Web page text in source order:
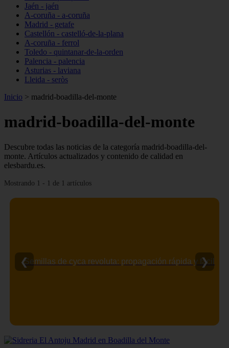
Jaén - jaén
A-coruña - a-coruña
Madrid - getafe
Castellón - castelló-de-la-plana
A-coruña - ferrol
Toledo - quintanar-de-la-orden
Palencia - palencia
Asturias - laviana
Lleida - seròs
Inicio > madrid-boadilla-del-monte
madrid-boadilla-del-monte
Descubre todas las noticias de la categoría madrid-boadilla-del-
monte. Artículos actualizados y contenido de calidad en
elesbardu.es.
Mostrando 1 - 1 de 1 artículos
Semillas de cyca revoluta: propagación rápida y fácil
❮ ❯